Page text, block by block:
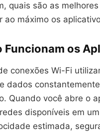
quais são as
ao máximo os
Funcionam os
conexões Wi-Fi
dados
Quando você abre o
disponíveis em
estimada,